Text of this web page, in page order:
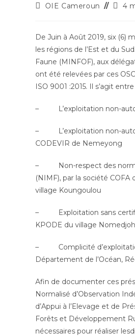
Auteur/autrice
publication :
OIE Cameroun 4
De Juin à Août 2019, six (6)
les régions de l’Est et du
Faune (MINFOF), aux
ont été relevées par ces
ISO 9001 :2015. Il s’agit
– L’exploitation non-
– L’exploitation non-
CODEVIR de Nemeyong
– Non-respect des normes
(NIMF), par la société COFA
village Koungoulou
– Exploitation sans
KPODE du village
– Complicité d’exploitation
Département de l’Océan,
Afin de documenter ces
Normalisé d’Observation
d’Appui à l’Elevage et de
Forêts et Développement
nécessaires pour réaliser